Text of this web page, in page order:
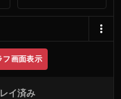
フ画面表示
イ済み